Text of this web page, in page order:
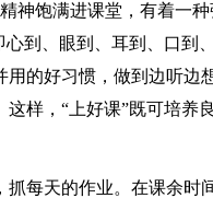
神饱满进课堂，有着一
到、眼到、耳到、口到
的好习惯，做到边听边
样，“上好课”既可培养
每天的作业。在课余时